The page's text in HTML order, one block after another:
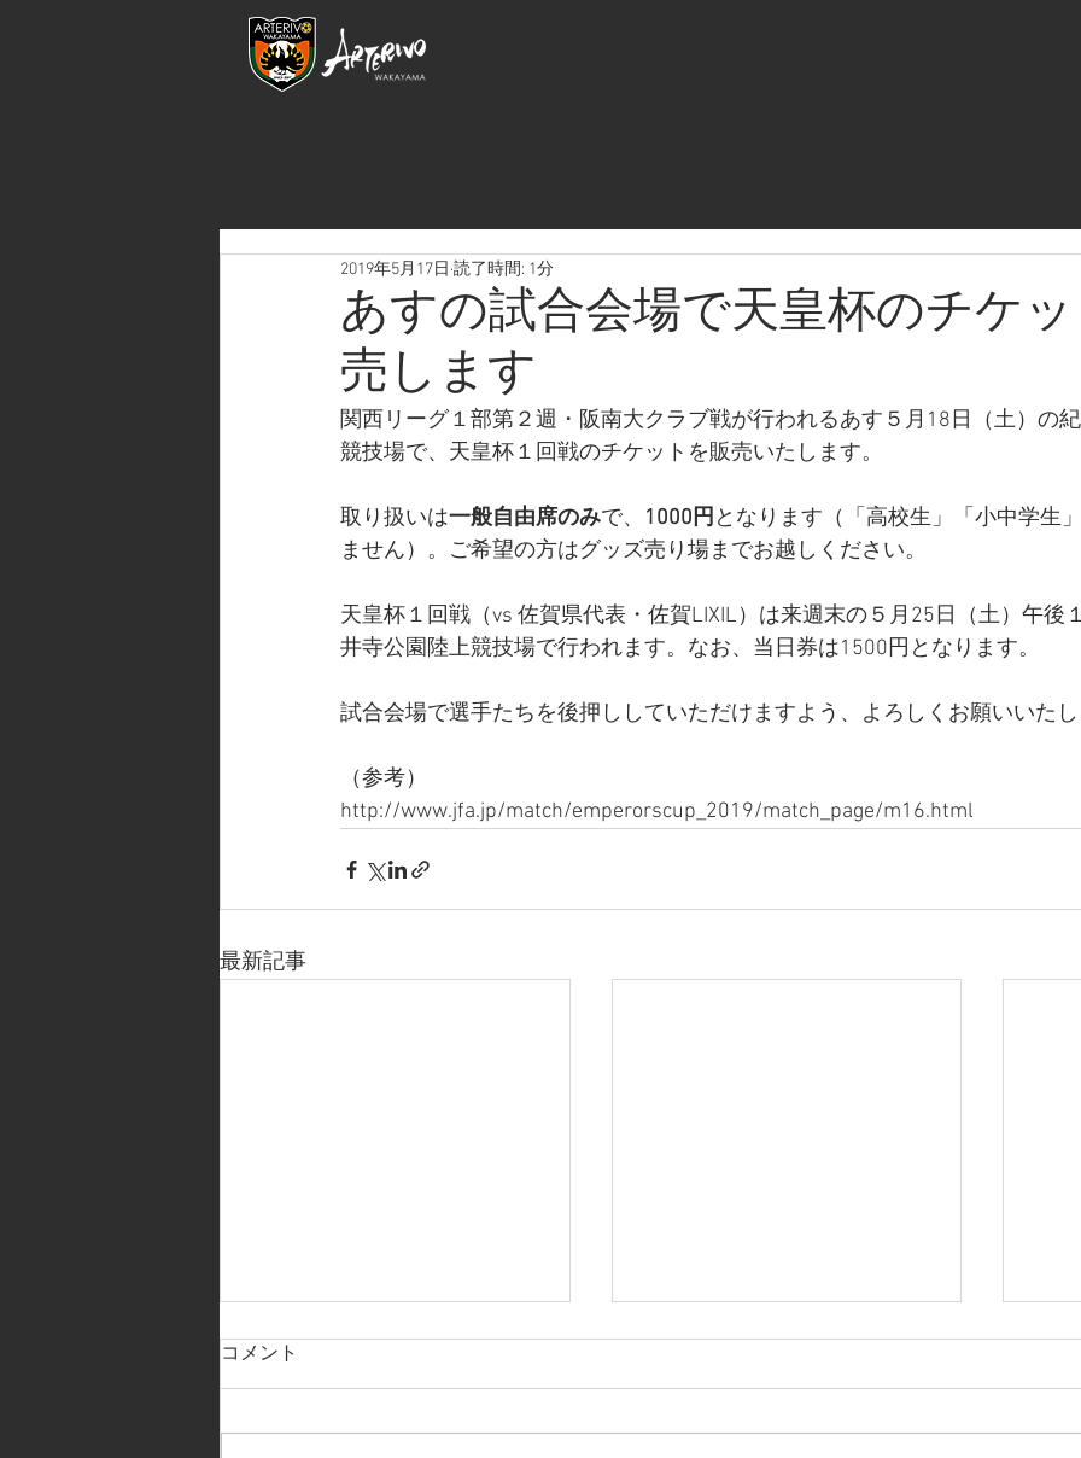
あすの試合会場で天皇杯のチケ
売します
2019年5月17日 読了時間: 1分
関西リーグ１部第２週・阪南大クラブ戦が行われるあす５月18日（土）の
競技場で、天皇杯１回戦のチケットを販売いたします。
取り扱いは一般自由席のみで、 1000円となります（「高校生」「小中学生
ません）。ご希望の方はグッズ売り場までお越しください。
天皇杯１回戦（vs 佐賀県代表・佐賀LIXIL）は来週末の５月25日（土）午後
井寺公園陸上競技場で行われます。なお、当日券は1500円となります。
試合会場で選手たちを後押ししていただけますよう、よろしくお願いいた
（参考）
http://www.jfa.jp/match/emperorscup_2019/match_page/m16.html
最新記事
コメント